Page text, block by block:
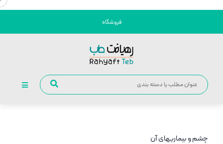
فروشگاه
چشم و بیماریهای آن